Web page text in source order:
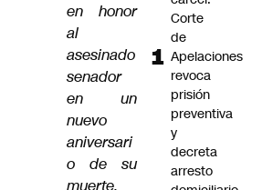
en honor
al
asesinado
senador
en un
nuevo
aniversari
o de su
muerte.
Corte
de
Apelaciones
revoca
prisión
preventiva
y
decreta
arresto